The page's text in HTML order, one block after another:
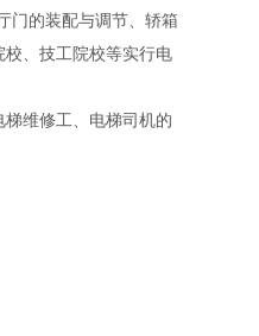
门的装配与调节、轿箱
、技工院校等实行电
维修工、电梯司机的